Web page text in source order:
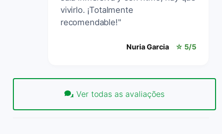
vivirlo. ¡Totalmente
recomendable!"
Nuria Garcia ☆ 5/5
Ver todas as avaliações